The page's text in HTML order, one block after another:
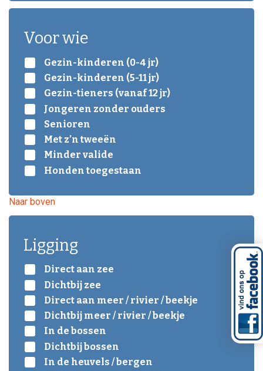
Voor wie
Gezin-kinderen (0-4 jr)
Gezin-kinderen (5-11 jr)
Gezin-tieners (vanaf 12 jr)
Jongeren zonder ouders
Senioren
Met z’n tweeën
Minder valide
Honden toegestaan
Naar boven
Ligging
Direct aan zee
Dichtbij zee
Direct aan meer / rivier / beekje
Dichtbij meer / rivier / beekje
In de bossen
Dichtbij bossen
In de heuvels / bergen